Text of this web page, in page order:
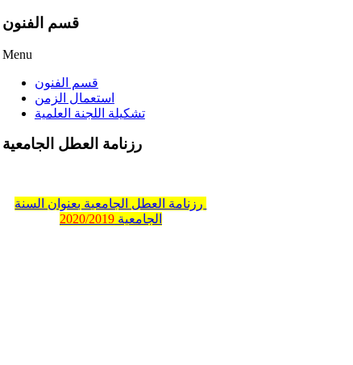
قسم الفنون
Menu
قسم الفنون
استعمال الزمن
تشكيلة اللجنة العلمية
رزنامة العطل الجامعية
رزنامة العطل الجامعية بعنوان السنة
الجامعية2020/2019